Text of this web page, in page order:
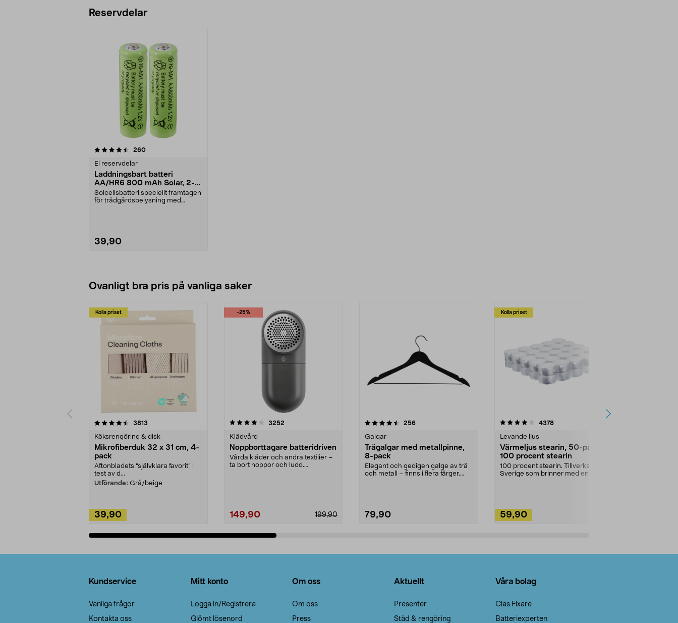
Reservdelar
260recensioner
El reservdelar
Laddningsbart batteri
AA/HR6 800 mAh Solar, 2-
pack
Solcellsbatteri speciellt framtagen
för trädgårdsbelysning med
39,90
Ovanligt bra pris på vanliga saker
Kolla priset
3813
Köksrengöring & disk
Mikrofiberduk 32 x 31 cm, 4-
pack
Aftonbladets "självklara favorit” i
test av d...
Utförande: Grå/beige
39,90
-25%
4.0av 5 stjärnor 3252
Klädvård
Noppborttagare batteridriven
Vårda kläder och andra textilier –
ta bort noppor och ludd.
199,90
149,90
4.5av 5 stjärnor 256recensioner
Galgar
Trägalgar med metallpinne,
8-pack
Elegant och gedigen galge av trä
och metall – finns i flera färger.
79,90
Kolla priset
4.0av 5 stjärnor 4378recensioner
Levande ljus
Värmeljus stearin, 50-pack,
100 procent stearin
100 procent stearin. Tillverkade i
Sverige som brinner med en
59,90
4.5av 5 stjärnor
Kundservice
Vanliga frågor
Kontakta oss
Mitt konto
Logga in/Registrera
Glömt lösenord
Om oss
Om oss
Press
Aktuellt
Presenter
Städ & rengöring
Våra bolag
Clas Fixare
Batteriexperten